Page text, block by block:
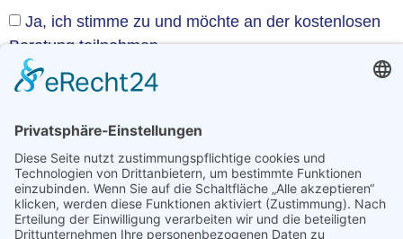
Ja, ich stimme zu und möchte an der kostenlosen
Beratung teilnehmen.